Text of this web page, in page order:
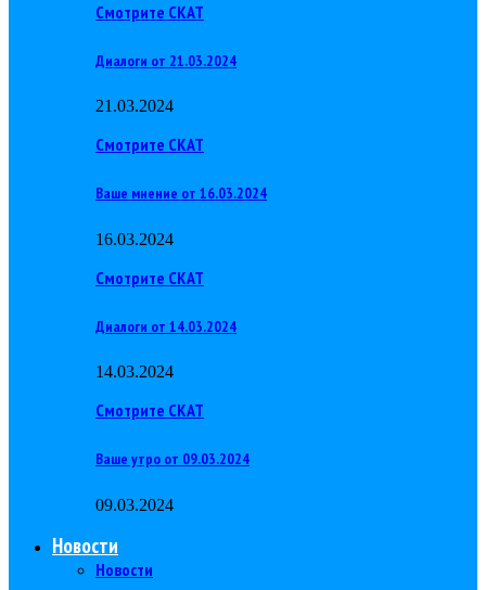
Смотрите СКАТ
Диалоги от 21.03.2024
21.03.2024
Смотрите СКАТ
Ваше мнение от 16.03.2024
16.03.2024
Смотрите СКАТ
Диалоги от 14.03.2024
14.03.2024
Смотрите СКАТ
Ваше утро от 09.03.2024
09.03.2024
Новости
Новости